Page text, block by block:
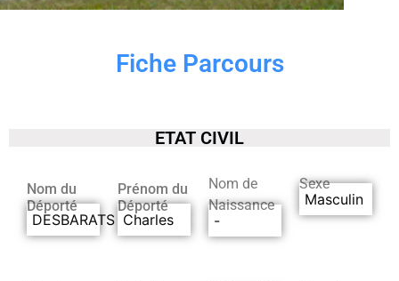
Fiche Parcours
ETAT CIVIL
Nom du
Déporté
DESBARATS
Prénom du
Déporté
Charles
Nom de
Naissance
-
Sexe
Masculin